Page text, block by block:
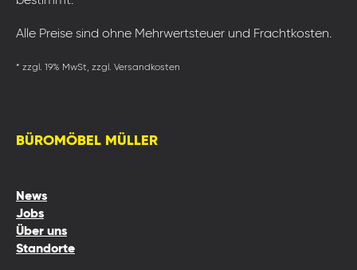
Alle Preise sind ohne Mehrwertsteuer und Frachtkosten.
* zzgl. 19% MwSt, zzgl. Versandkosten
BÜROMÖBEL MÜLLER
News
Jobs
Über uns
Standorte